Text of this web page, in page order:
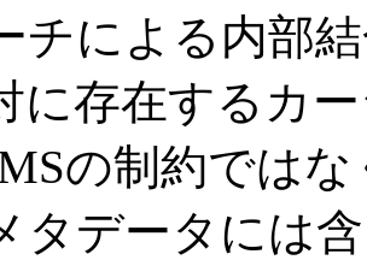
チによる内部
に存在するカ
の制約では
タデータには